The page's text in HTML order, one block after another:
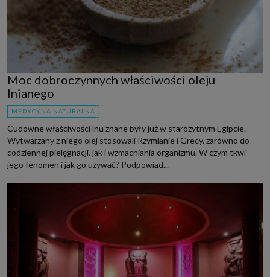
Moc dobroczynnych właściwości oleju
lnianego
MEDYCYNA NATURALNA
Cudowne właściwości lnu znane były już w starożytnym Egipcie.
Wytwarzany z niego olej stosowali Rzymianie i Grecy, zarówno do
codziennej pielęgnacji, jak i wzmacniania organizmu. W czym tkwi
jego fenomen i jak go używać? Podpowiad...